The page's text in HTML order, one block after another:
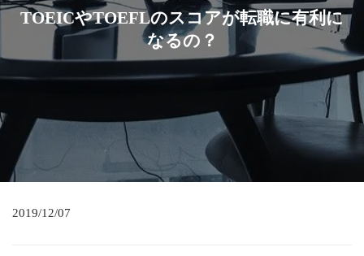
TOEICやTOEFLのスコアが転職に有利に
なるの？
2019/12/07